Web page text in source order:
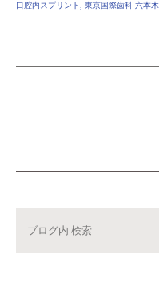
口腔内スプリント, 東京国際歯科 六本木